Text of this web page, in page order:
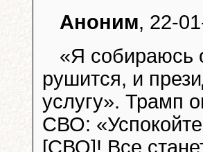
Аноним, 22-
«Я собираюсь
рушится, и
услугу». Трамп
СВО:
[СВО]! Все